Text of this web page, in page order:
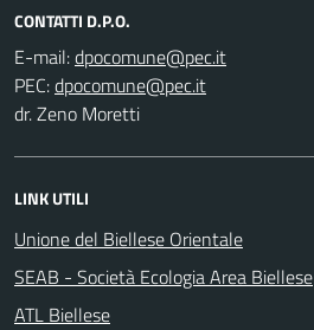
CONTATTI D.P.O.
E-mail:
PEC:
dr. Zeno Moretti
LINK UTILI
Unione del Biellese Orientale
SEAB - Società Ecologia Area Biellese
ATL Biellese